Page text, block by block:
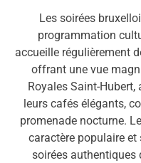
Les soirées
programmation
accueille régulièrement
offrant une vue
Royales Saint-
leurs cafés élégants,
promenade nocturne.
caractère populaire et
soirées authentiques